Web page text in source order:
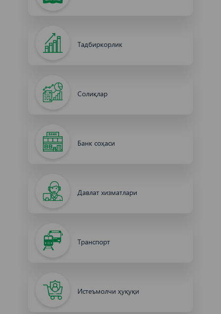
Тадбиркорлик
Солиқлар
Банк соҳаси
Давлат хизматлари
Транспорт
Истеъмолчи ҳуқуқи